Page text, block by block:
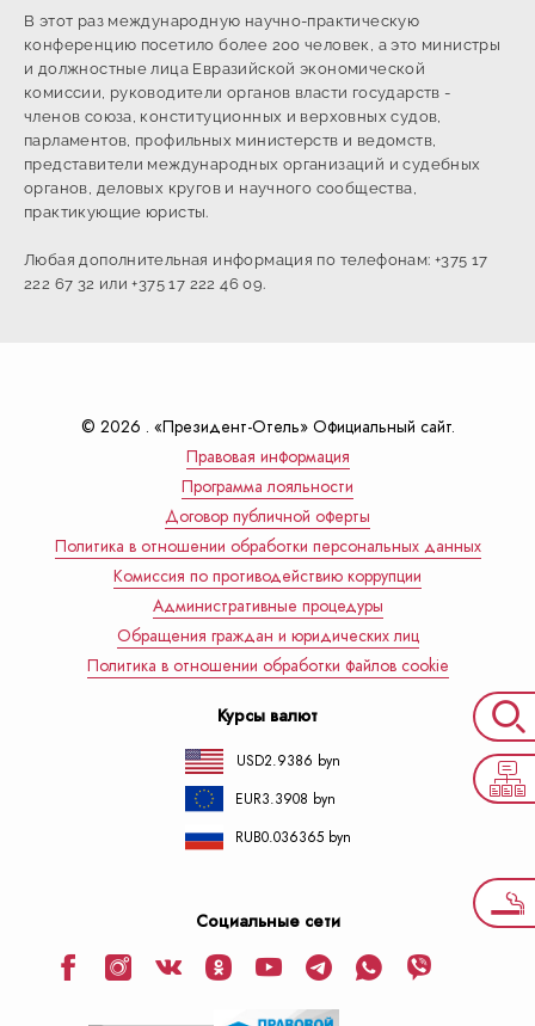
В этот раз международную научно-практическую
конференцию посетило более 200 человек, а это министры
и должностные лица Евразийской экономической
комиссии, руководители органов власти государств -
членов союза, конституционных и верховных судов,
парламентов, профильных министерств и ведомств,
представители международных организаций и судебных
органов, деловых кругов и научного сообщества,
практикующие юристы.
Любая дополнительная информация по телефонам: +375 17
222 67 32 или +375 17 222 46 09.
© 2026 . «Президент-Отель» Официальный сайт.
Правовая информация
Программа лояльности
Договор публичной оферты
Политика в отношении обработки персональных данных
Комиссия по противодействию коррупции
Административные процедуры
Обращения граждан и юридических лиц
Политика в отношении обработки файлов cookie
Курсы валют
USD2.9386 byn
EUR3.3908 byn
RUB0.036365 byn
Социальные сети